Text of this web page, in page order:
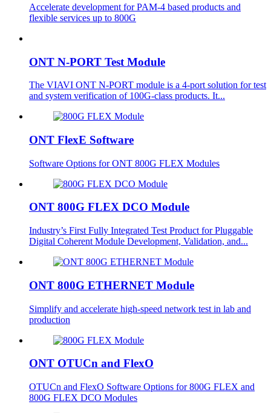
Accelerate development for PAM-4 based products and
flexible services up to 800G
ONT N-PORT Test Module
The VIAVI ONT N-PORT module is a 4-port solution for test
and system verification of 100G-class products. It...
ONT FlexE Software
Software Options for ONT 800G FLEX Modules
ONT 800G FLEX DCO Module
Industry’s First Fully Integrated Test Product for Pluggable
Digital Coherent Module Development, Validation, and...
ONT 800G ETHERNET Module
Simplify and accelerate high-speed network test in lab and
production
ONT OTUCn and FlexO
OTUCn and FlexO Software Options for 800G FLEX and
800G FLEX DCO Modules